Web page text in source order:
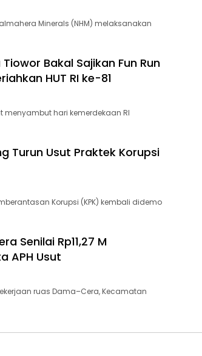
Halmahera Minerals (NHM) melaksanakan
Bakal Sajikan Fun Run
HUT RI ke-81
menyambut hari kemerdekaan RI
Turun Usut Praktek Korupsi
Korupsi (KPK) kembali didemo
Senilai Rp11,27 M
APH Usut
ruas Dama–Cera, Kecamatan